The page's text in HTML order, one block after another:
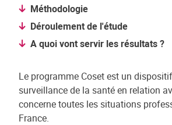
Méthodologie
Déroulement de l'étude
A quoi vont servir les résultats ?
Le programme Coset est un
surveillance de la santé en relation
concerne toutes les situations
France.